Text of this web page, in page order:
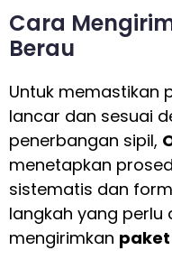
Cara
Berau
Untuk memastikan
lancar dan sesuai
penerbangan sipil,
menetapkan
sistematis dan
langkah yang
mengirimkan paket